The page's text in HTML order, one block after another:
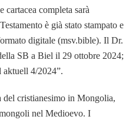
cartacea completa sarà
è già stato stampato e
digitale (msv.bible). Il Dr.
SB a Biel il 29 ottobre 2024;
aktuell 4/2024”.
del cristianesimo in Mongolia,
nel Medioevo. I